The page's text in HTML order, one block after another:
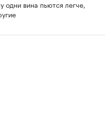
одни вина пьются легче,